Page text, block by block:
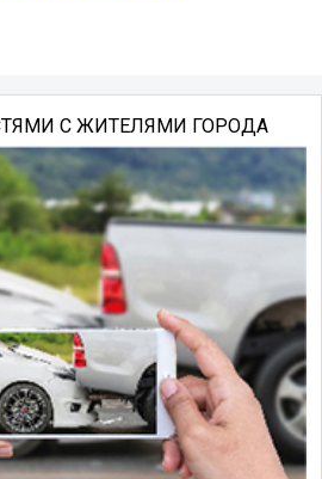
С ЖИТЕЛЯМИ ГОРОДА